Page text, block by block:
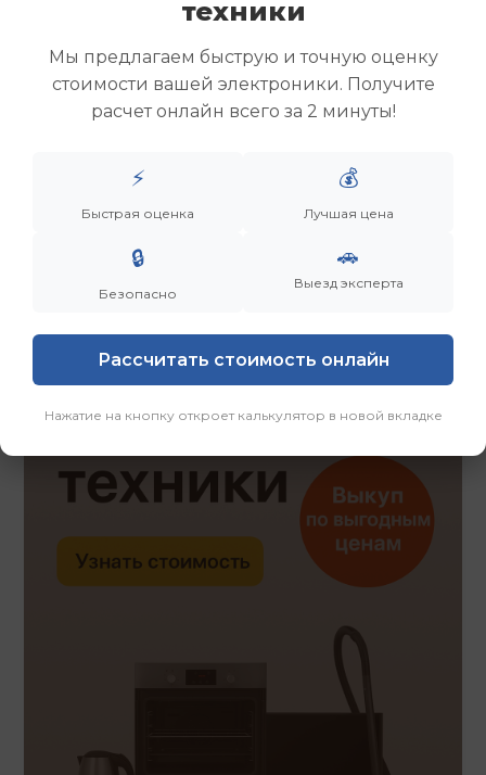
Скупка ноутбуков
Скупка игровых ноутбуков
Скупка рабочих ноутбуков
Скупка старых ноутбуков (б/у)
Скупка роутеров и сетевого оборудования
техники
Мы предлагаем быструю и точную оценку
стоимости вашей электроники. Получите
расчет онлайн всего за 2 минуты!
⚡
Быстрая оценка
💰
Лучшая цена
🔒
Безопасно
🚗
Выезд эксперта
Рассчитать стоимость онлайн
Нажатие на кнопку откроет калькулятор в новой вкладке